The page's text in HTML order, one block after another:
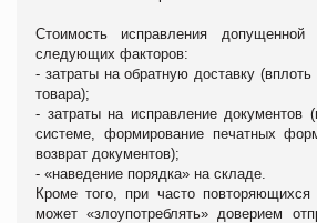
Стоимость исправления
следующих факторов:
- затраты на обратную доставку
товара);
- затраты на исправление документов
системе, формирование печатных
возврат документов);
- «наведение порядка» на складе.
Кроме того, при часто повторяющихся
может «злоупотреблять» доверием